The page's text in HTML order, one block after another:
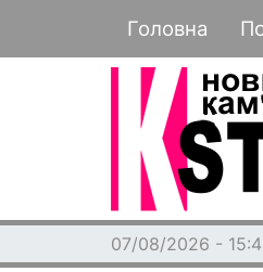
Головна
07/08/2026 -